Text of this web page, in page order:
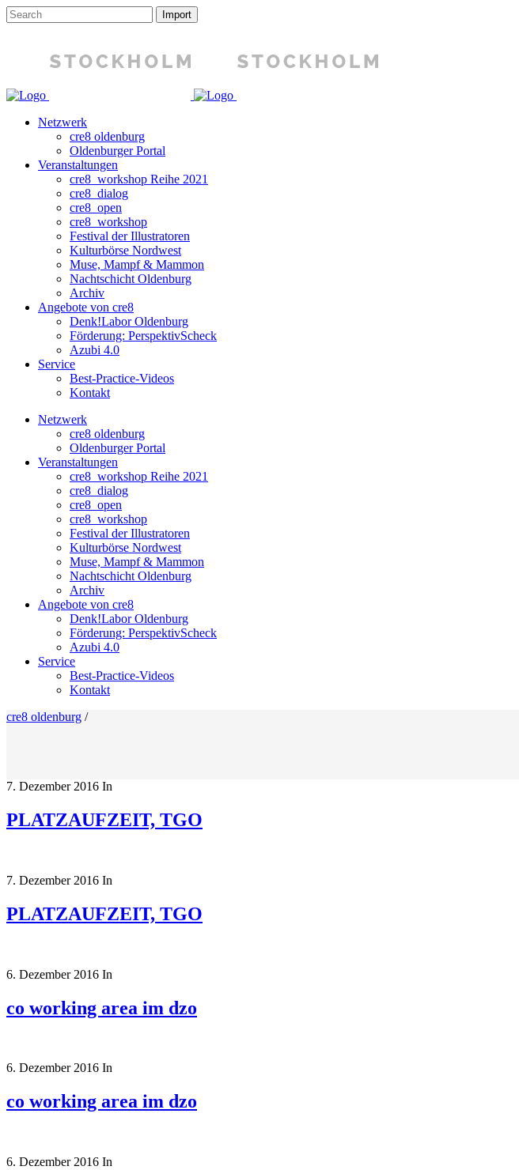
Netzwerk
cre8 oldenburg
Oldenburger Portal
Veranstaltungen
cre8_workshop Reihe 2021
cre8_dialog
cre8_open
cre8_workshop
Festival der Illustratoren
Kulturbörse Nordwest
Muse, Mampf & Mammon
Nachtschicht Oldenburg
Archiv
Angebote von cre8
Denk!Labor Oldenburg
Förderung: PerspektivScheck
Azubi 4.0
Service
Best-Practice-Videos
Kontakt
Netzwerk
cre8 oldenburg
Oldenburger Portal
Veranstaltungen
cre8_workshop Reihe 2021
cre8_dialog
cre8_open
cre8_workshop
Festival der Illustratoren
Kulturbörse Nordwest
Muse, Mampf & Mammon
Nachtschicht Oldenburg
Archiv
Angebote von cre8
Denk!Labor Oldenburg
Förderung: PerspektivScheck
Azubi 4.0
Service
Best-Practice-Videos
Kontakt
cre8 oldenburg /
7. Dezember 2016 In
PLATZAUFZEIT, TGO
7. Dezember 2016 In
PLATZAUFZEIT, TGO
6. Dezember 2016 In
co working area im dzo
6. Dezember 2016 In
co working area im dzo
6. Dezember 2016 In